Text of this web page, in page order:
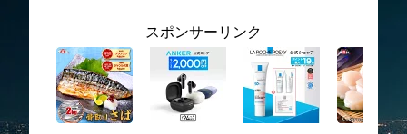
スポンサーリンク